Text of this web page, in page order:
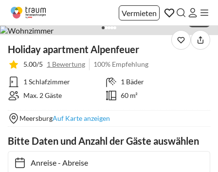
Vermieten
Holiday apartment Alpenfeuer
5.00/5 1 Bewertung 100% Empfehlung
1 Schlafzimmer
1 Bäder
Max. 2 Gäste
60 m²
MeersburgAuf Karte anzeigen
Bitte Daten und Anzahl der Gäste auswählen
Anreise- Abreise